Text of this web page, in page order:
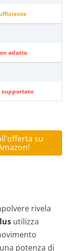
adatto
supportato
su
rivela
utilizza
potenza di